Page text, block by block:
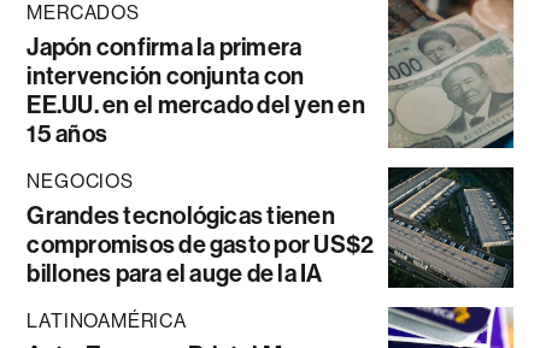
MERCADOS
Japón confirma la primera
intervención conjunta con
EE.UU. en el mercado del yen en
15 años
NEGOCIOS
Grandes tecnológicas tienen
compromisos de gasto por US$2
billones para el auge de la IA
LATINOAMÉRICA